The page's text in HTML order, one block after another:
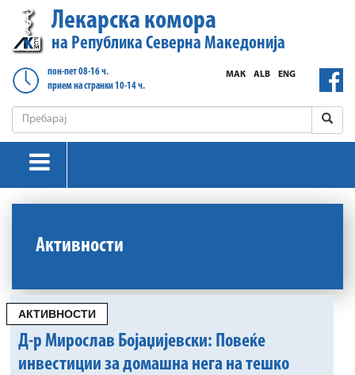
Лекарска комора
на Република Северна Македонија
пон-пет 08-16 ч.
прием на странки 10-14 ч.
ENG
ALB
МАК
Активности
АКТИВНОСТИ
Д-р Мирослав Бојаџијевски: Повеќе
инвестиции за домашна нега на тешко